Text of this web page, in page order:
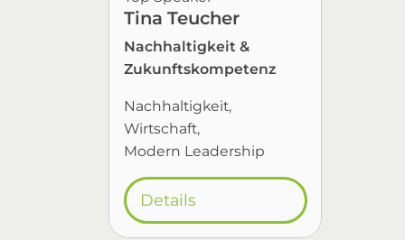
Tina Teucher
Nachhaltigkeit &
Zukunftskompetenz
Nachhaltigkeit
Wirtschaft
Modern Leadership
Details